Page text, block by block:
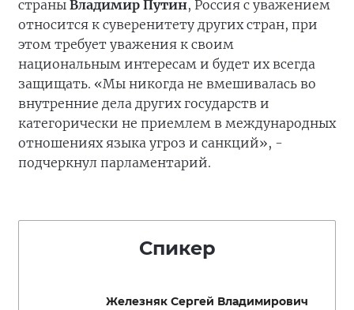
страны Владимир Путин, Россия с уважением
относится к суверенитету других стран, при
этом требует уважения к своим
национальным интересам и будет их всегда
защищать. «Мы никогда не вмешивалась во
внутренние дела других государств и
категорически не приемлем в международных
отношениях языка угроз и санкций», -
подчеркнул парламентарий.
Спикер
Железняк Сергей Владимирович